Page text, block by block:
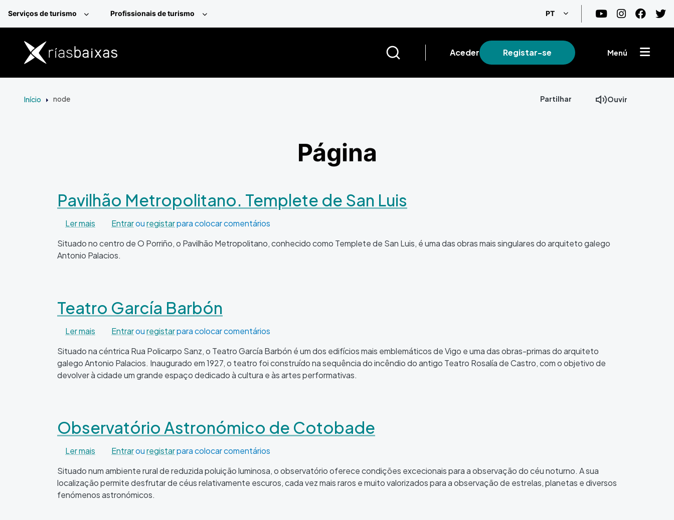
Serviços de turismo Profissionais de turismo PT Lista de ações adicionais
Aceder Registar-se Menú
Início node Partilhar Ouvir
Página
Pavilhão Metropolitano. Templete de San Luis
Ler mais sobre Pavilhão Metropolitano. Templete de San Luis
Entrarouregistarpara colocar comentários
Situado no centro de O Porriño, o Pavilhão Metropolitano, conhecido como Templete de San Luis, é uma das obras mais singulares do arquiteto galego
Antonio Palacios.
Teatro García Barbón
Ler mais sobre Teatro García Barbón
Entrarouregistarpara colocar comentários
Situado na céntrica Rua Policarpo Sanz, o Teatro García Barbón é um dos edifícios mais emblemáticos de Vigo e uma das obras-primas do arquiteto
galego Antonio Palacios. Inaugurado em 1927, o teatro foi construído na sequência do incêndio do antigo Teatro Rosalía de Castro, com o objetivo de
devolver à cidade um grande espaço dedicado à cultura e às artes performativas.
Observatório Astronómico de Cotobade
Ler mais sobre Observatório Astronómico de Cotobade
Entrarouregistarpara colocar comentários
Situado num ambiente rural de reduzida poluição luminosa, o observatório oferece condições excecionais para a observação do céu noturno. A sua
localização permite desfrutar de céus relativamente escuros, cada vez mais raros e muito valorizados para a observação de estrelas, planetas e diversos
fenómenos astronómicos.